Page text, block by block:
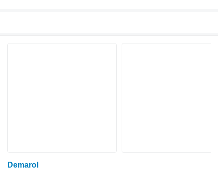
Demarol